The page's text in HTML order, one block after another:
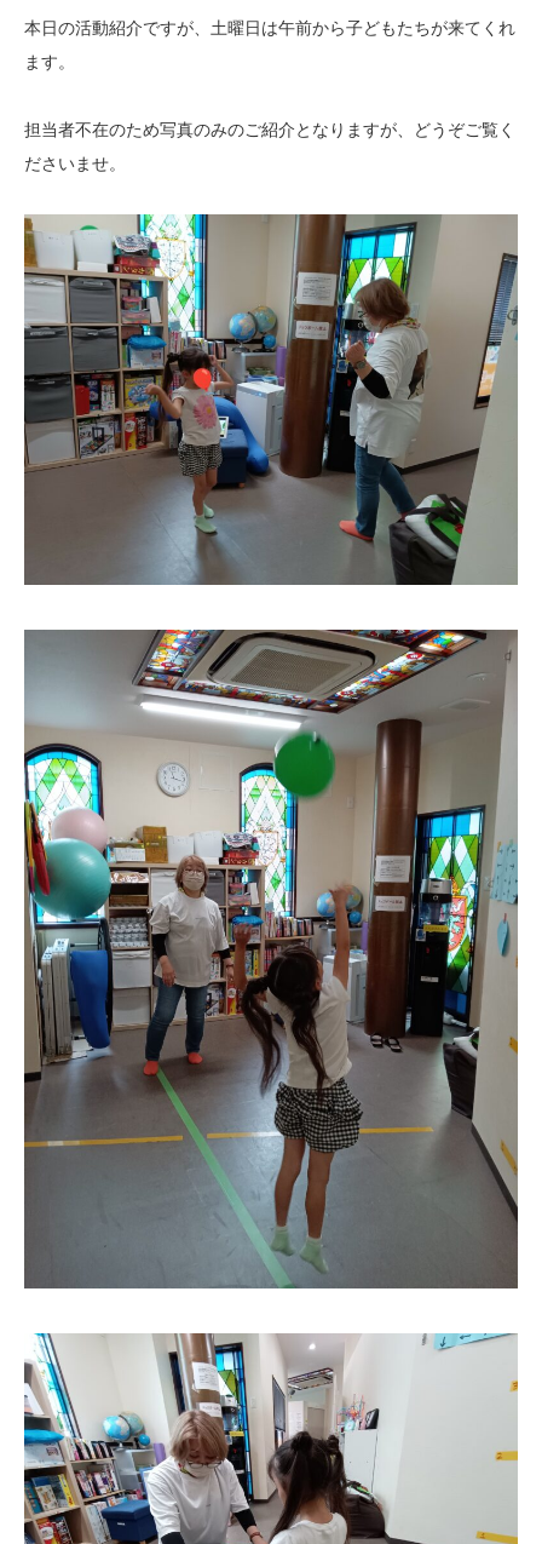
本日の活動紹介ですが、土曜日は午前から子どもたちが来てくれ
ます。
担当者不在のため写真のみのご紹介となりますが、どうぞご覧く
ださいませ。